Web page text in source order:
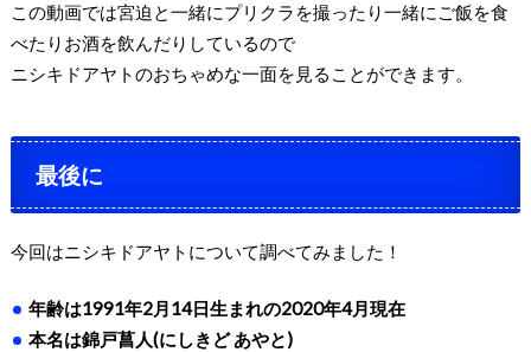
この動画では宮迫と一緒にプリクラを撮ったり一緒にご飯を食
べたりお酒を飲んだりしているので
ニシキドアヤトのおちゃめな一面を見ることができます。
最後に
今回はニシキドアヤトについて調べてみました！
年齢は1991年2月 14日生まれの2020年4月現在
本名は錦戸菖人(にしきど あやと)